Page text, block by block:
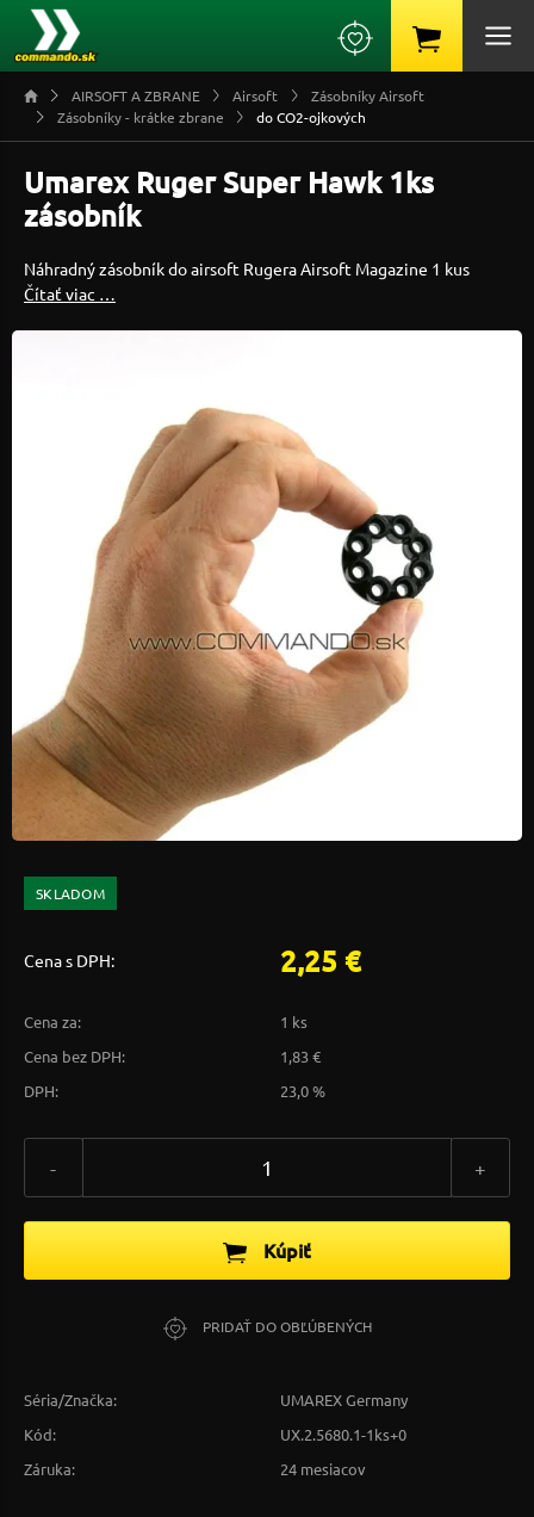
AIRSOFT A ZBRANE Airsoft
Zásobníky Airsoft
Zásobníky - krátke zbrane
do CO2-ojkových
Umarex Ruger Super Hawk 1ks
zásobník
Náhradný zásobník do airsoft Rugera Airsoft Magazine 1 kus
Čítať viac …
SKLADOM
Cena s DPH: 2,25 €
Cena za:
1 ks
Cena bez DPH:
1,83 €
DPH:
23,0 %
- +
Kúpiť
PRIDAŤ DO OBĽÚBENÝCH
Séria/Značka:
UMAREX Germany
Kód:
UX.2.5680.1-1ks+0
Záruka:
24 mesiacov